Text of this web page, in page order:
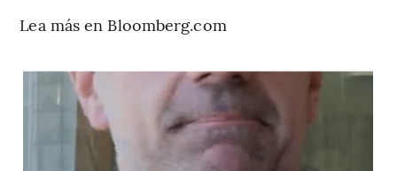
Lea más en Bloomberg.com